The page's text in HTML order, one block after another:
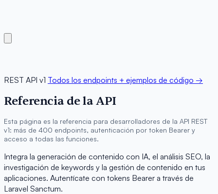
REST API v1 Todos los endpoints + ejemplos de código →
Referencia de la API
Esta página es la referencia para desarrolladores de la API REST
v1: más de 400 endpoints, autenticación por token Bearer y
acceso a todas las funciones.
Integra la generación de contenido con IA, el análisis SEO, la
investigación de keywords y la gestión de contenido en tus
aplicaciones. Autentícate con tokens Bearer a través de
Laravel Sanctum.